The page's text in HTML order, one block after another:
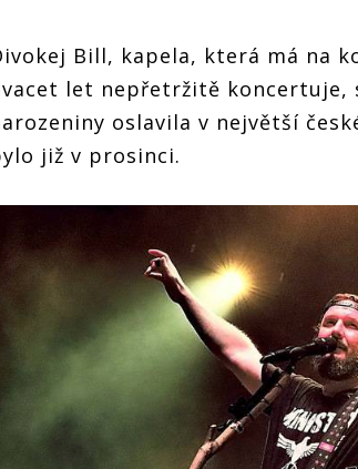
Bill, kapela, která má na
let nepřetržitě koncertuje,
oslavila v největší
již v prosinci.